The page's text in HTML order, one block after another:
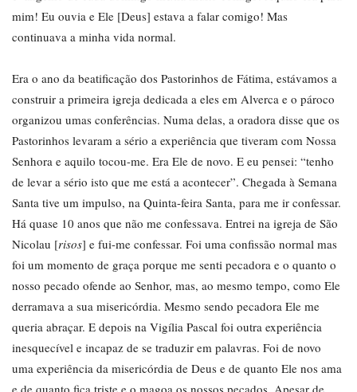
mim! Eu ouvia e Ele [Deus] estava a falar comigo! Mas
continuava a minha vida normal.
Era o ano da beatificação dos Pastorinhos de Fátima, estávamos a
construir a primeira igreja dedicada a eles em Alverca e o pároco
organizou umas conferências. Numa delas, a oradora disse que os
Pastorinhos levaram a sério a experiência que tiveram com Nossa
Senhora e aquilo tocou-me. Era Ele de novo. E eu pensei: “tenho
de levar a sério isto que me está a acontecer”. Chegada à Semana
Santa tive um impulso, na Quinta-feira Santa, para me ir confessar.
Há quase 10 anos que não me confessava. Entrei na igreja de São
Nicolau [risos] e fui-me confessar. Foi uma confissão normal mas
foi um momento de graça porque me senti pecadora e o quanto o
nosso pecado ofende ao Senhor, mas, ao mesmo tempo, como Ele
derramava a sua misericórdia. Mesmo sendo pecadora Ele me
queria abraçar. E depois na Vigília Pascal foi outra experiência
inesquecível e incapaz de se traduzir em palavras. Foi de novo
uma experiência da misericórdia de Deus e de quanto Ele nos ama